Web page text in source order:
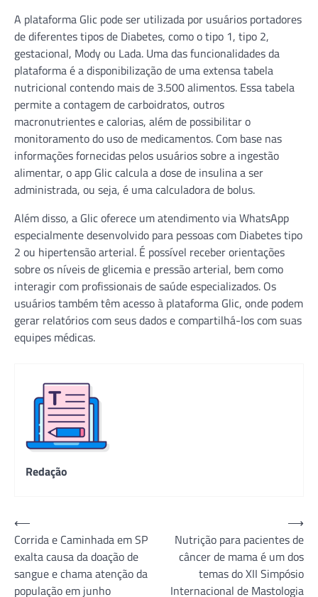
A plataforma Glic pode ser utilizada por usuários portadores
de diferentes tipos de Diabetes, como o tipo 1, tipo 2,
gestacional, Mody ou Lada. Uma das funcionalidades da
plataforma é a disponibilização de uma extensa tabela
nutricional contendo mais de 3.500 alimentos. Essa tabela
permite a contagem de carboidratos, outros
macronutrientes e calorias, além de possibilitar o
monitoramento do uso de medicamentos. Com base nas
informações fornecidas pelos usuários sobre a ingestão
alimentar, o app Glic calcula a dose de insulina a ser
administrada, ou seja, é uma calculadora de bolus.
Além disso, a Glic oferece um atendimento via WhatsApp
especialmente desenvolvido para pessoas com Diabetes tipo
2 ou hipertensão arterial. É possível receber orientações
sobre os níveis de glicemia e pressão arterial, bem como
interagir com profissionais de saúde especializados. Os
usuários também têm acesso à plataforma Glic, onde podem
gerar relatórios com seus dados e compartilhá-los com suas
equipes médicas.
Redação
Navegação
de
Post
⟵
Corrida e Caminhada em SP
exalta causa da doação de
sangue e chama atenção da
população em junho
Nutrição para pacientes de
câncer de mama é um dos
temas do XII Simpósio
Internacional de Mastologia
⟶